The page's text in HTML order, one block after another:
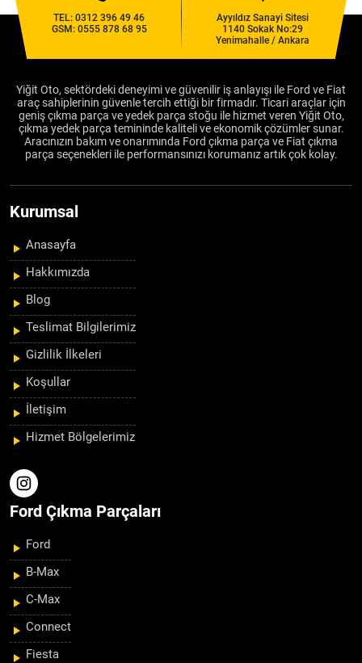
TEL:0312 396 49 46
GSM: 0555 878 68 95
Ayyıldız Sanayi Sitesi
1140 Sokak No:29
Yenimahalle / Ankara
Yiğit Oto, sektördeki deneyimi ve güvenilir iş anlayışı ile Ford ve Fiat
araç sahiplerinin güvenle tercih ettiği bir firmadır. Ticari araçlar için
geniş çıkma parça ve yedek parça stoğu ile hizmet veren Yiğit Oto,
çıkma yedek parça temininde kaliteli ve ekonomik çözümler sunar.
Aracınızın bakım ve onarımında Ford çıkma parça ve Fiat çıkma
parça seçenekleri ile performansınızı korumanız artık çok kolay.
Kurumsal
Anasayfa
Hakkımızda
Blog
Teslimat Bilgilerimiz
Gizlilik İlkeleri
Koşullar
İletişim
Hizmet Bölgelerimiz
Ford Çıkma Parçaları
Ford
B-Max
C-Max
Connect
Fiesta